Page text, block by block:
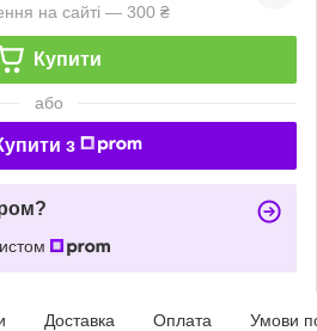
на сайті — 300 ₴
Купити
або
з
Доставка Оплата Умови